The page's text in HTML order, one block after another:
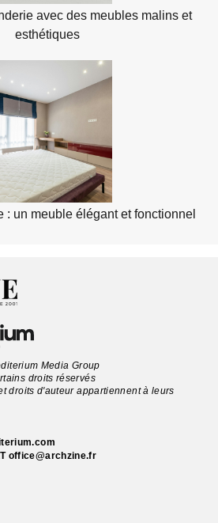
avec des meubles malins et
esthétiques
: un meuble élégant et fonctionnel
Media Group
droits réservés
droits d'auteur appartiennent à leurs
office@archzine.fr